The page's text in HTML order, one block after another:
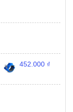
452.000 ₫